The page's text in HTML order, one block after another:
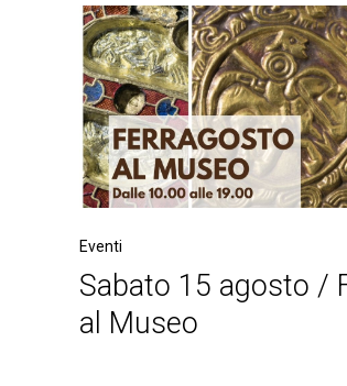
Eventi
Sabato 15 agosto /
al Museo